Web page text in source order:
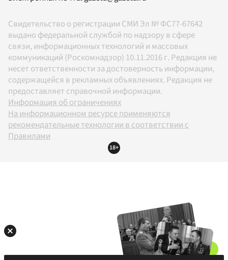
Свидетельство о регистрации СМИ Эл № ФС77-67642
выдано федеральной службой по надзору в сфере
связи, информационных технологий и массовых
коммуникаций (Роскомнадзор) 10.11.2016 г. Редакция не
несет ответственности за достоверность информации,
содержащейся в рекламных объявлениях. Редакция не
предоставляет справочной информации.
Информация об ограничениях
На информационном ресурсе применяются
рекомендательные технологии в соответствии с
Правилами
18+